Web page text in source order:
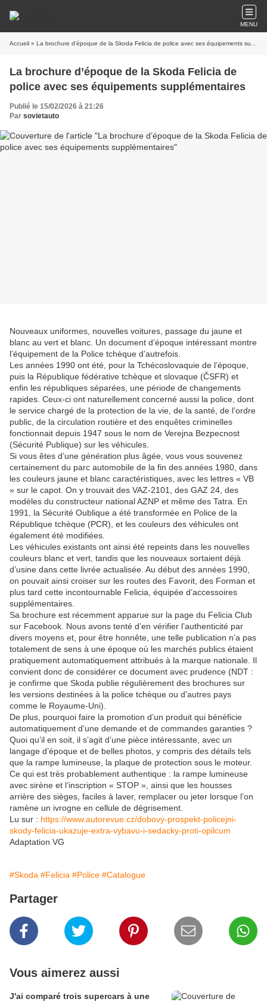
MENU
Accueil » La brochure d’époque de la Skoda Felicia de police avec ses équipements supplémentaires
La brochure d’époque de la Skoda Felicia de
police avec ses équipements supplémentaires
Publié le 15/02/2026 à 21:26
Par sovietauto
Nouveaux uniformes, nouvelles voitures, passage du jaune et
blanc au vert et blanc. Un document d’époque intéressant montre
l’équipement de la Police tchèque d’autrefois.
Les années 1990 ont été, pour la Tchécoslovaquie de l’époque,
puis la République fédérative tchèque et slovaque (ČSFR) et
enfin les républiques séparées, une période de changements
rapides. Ceux-ci ont naturellement concerné aussi la police, dont
le service chargé de la protection de la vie, de la santé, de l’ordre
public, de la circulation routière et des enquêtes criminelles
fonctionnait depuis 1947 sous le nom de Verejna Bezpecnost
(Sécurité Publique) sur les véhicules.
Si vous êtes d’une génération plus âgée, vous vous souvenez
certainement du parc automobile de la fin des années 1980, dans
les couleurs jaune et blanc caractéristiques, avec les lettres « VB
» sur le capot. On y trouvait des VAZ-2101, des GAZ 24, des
modèles du constructeur national AZNP et même des Tatra. En
1991, la Sécurité Oublique a été transformée en Police de la
République tchèque (PCR), et les couleurs des véhicules ont
également été modifiées.
Les véhicules existants ont ainsi été repeints dans les nouvelles
couleurs blanc et vert, tandis que les nouveaux sortaient déjà
d’usine dans cette livrée actualisée. Au début des années 1990,
on pouvait ainsi croiser sur les routes des Favorit, des Forman et
plus tard cette incontournable Felicia, équipée d’accessoires
supplémentaires.
Sa brochure est récemment apparue sur la page du Felicia Club
sur Facebook. Nous avons tenté d’en vérifier l’authenticité par
divers moyens et, pour être honnête, une telle publication n’a pas
totalement de sens à une époque où les marchés publics étaient
pratiquement automatiquement attribués à la marque nationale. Il
convient donc de considérer ce document avec prudence (NDT :
je confirme que Skoda publie régulièrement des brochures sur
les versions destinées à la police tchèque ou d’autres pays
comme le Royaume-Uni).
De plus, pourquoi faire la promotion d’un produit qui bénéficie
automatiquement d’une demande et de commandes garanties ?
Quoi qu’il en soit, il s’agit d’une pièce intéressante, avec un
langage d’époque et de belles photos, y compris des détails tels
que la rampe lumineuse, la plaque de protection sous le moteur.
Ce qui est très probablement authentique : la rampe lumineuse
avec sirène et l’inscription « STOP », ainsi que les housses
arrière des sièges, faciles à laver, remplacer ou jeter lorsque l’on
ramène un ivrogne en cellule de dégrisement.
Lu sur : https://www.autorevue.cz/dobovy-prospekt-policejni-
skody-felicia-ukazuje-extra-vybavu-i-sedacky-proti-opilcum
Adaptation VG
#Skoda #Felicia #Police #Catalogue
Partager
Vous aimerez aussi
J'ai comparé trois supercars à une